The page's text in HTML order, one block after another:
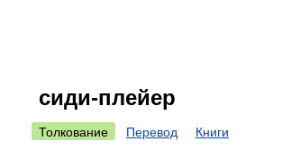
сиди-плейер
Толкование Перевод Книги